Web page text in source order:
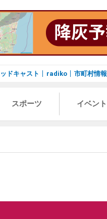
ドキャスト radiko 市町村情報
スポーツ イベント